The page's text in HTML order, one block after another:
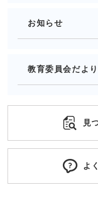
お知らせ
教育委員会だよ
見
よ